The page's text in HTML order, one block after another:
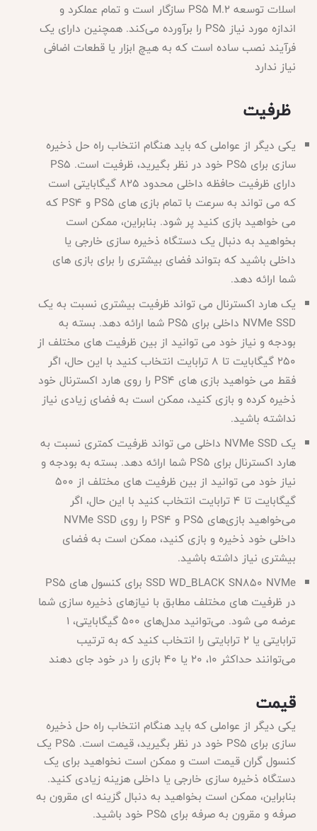
اسلات توسعه PS5 M.2 سازگار است و تمام عملکرد و
اندازه مورد نیاز PS5 را برآورده می‌کند. همچنین دارای یک
فرآیند نصب ساده است که به هیچ ابزار یا قطعات اضافی
نیاز ندارد
ظرفیت
یکی دیگر از عواملی که باید هنگام انتخاب راه حل ذخیره
سازی برای
PS5 خود در نظر بگیرید، ظرفیت است. PS5
دارای ظرفیت حافظه داخلی محدود 825 گیگابایتی است
که می تواند به سرعت با تمام بازی های PS5 و PS4 که
می خواهید بازی کنید پر شود. بنابراین، ممکن است
بخواهید به دنبال یک دستگاه ذخیره سازی خارجی یا
داخلی باشید که بتواند فضای بیشتری را برای بازی های
شما ارائه دهد.
یک هارد اکسترنال می تواند ظرفیت بیشتری نسبت به یک
NVMe SSD داخلی برای PS5 شما ارائه دهد. بسته به
بودجه و نیاز خود می توانید از بین ظرفیت های مختلف از
250 گیگابایت تا 8 ترابایت انتخاب کنید با این حال، اگر
فقط می خواهید بازی های PS4 را روی هارد اکسترنال خود
ذخیره کرده و بازی کنید، ممکن است به فضای زیادی نیاز
نداشته باشید.
یک
NVMe SSD داخلی می تواند ظرفیت کمتری نسبت به
هارد اکسترنال برای PS5 شما ارائه دهد. بسته به بودجه و
نیاز خود می توانید از بین ظرفیت های مختلف از 500
گیگابایت تا 4 ترابایت انتخاب کنید با این حال، اگر
می‌خواهید بازی‌های PS5 و PS4 را روی NVMe SSD
داخلی خود ذخیره و بازی کنید، ممکن است به فضای
بیشتری نیاز داشته باشید.
SSD WD_BLACK SN850 NVMe برای کنسول های PS5
در ظرفیت های مختلف مطابق با نیازهای ذخیره سازی شما
عرضه می شود. می‌توانید مدل‌های 500 گیگابایتی، 1
ترابایتی یا 2 ترابایتی را انتخاب کنید که به ترتیب
می‌توانند حداکثر 10، 20 یا 40 بازی را در خود جای دهند
قیمت
یکی دیگر از عواملی که باید هنگام انتخاب راه حل ذخیره
سازی برای
PS5 خود در نظر بگیرید، قیمت است. PS5 یک
کنسول گران قیمت است و ممکن است نخواهید برای یک
دستگاه ذخیره سازی خارجی یا داخلی هزینه زیادی کنید.
بنابراین، ممکن است بخواهید به دنبال گزینه ای مقرون به
صرفه و مقرون به صرفه برای PS5 خود باشید.